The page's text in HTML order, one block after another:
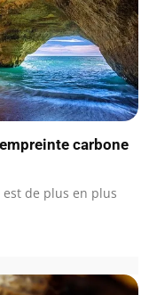
carbone
de plus en plus